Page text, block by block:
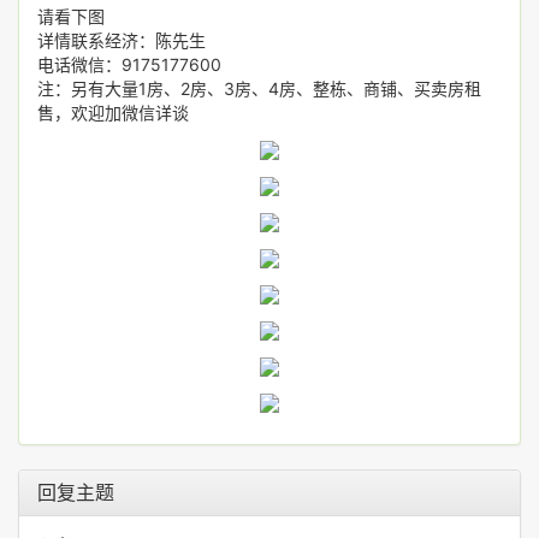
请看下图
详情联系经济：陈先生
电话微信：9175177600
注：另有大量1房、2房、3房、4房、整栋、商铺、买卖房租
售，欢迎加微信详谈
回复主题